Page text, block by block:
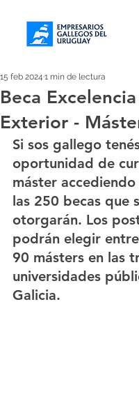
Beca
Exterior -
15 feb 2024 1 min de lectura
Si sos gallego
oportunidad de
máster
las 250 becas que
otorgarán. Los
podrán elegir
90 másters en las
universidades
Galicia.